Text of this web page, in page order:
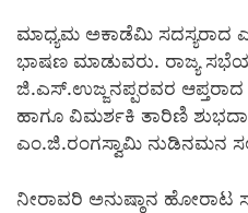
ಮಾಧ್ಯಮ ಅಕಾಡೆಮಿ
ಭಾಷಣ ಮಾಡುವರು. ರಾಜ್ಯ
ಜಿ.ಎಸ್.ಉಜ್ಜನಪ್ಪರವರ ಆಪ್ತರಾದ
ಹಾಗೂ ವಿಮರ್ಶಕಿ ತಾರಿಣಿ
ಎಂ.ಜಿ.ರಂಗಸ್ವಾಮಿ ನುಡಿನಮನ
ನೀರಾವರಿ ಅನುಷ್ಠಾನ ಹೋರಾಟ